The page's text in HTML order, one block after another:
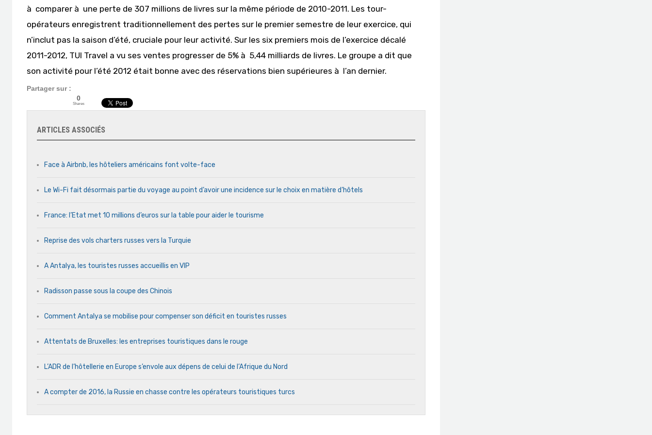
à comparer à une perte de 307 millions de livres sur la même période de 2010-2011. Les tour-
opérateurs enregistrent traditionnellement des pertes sur le premier semestre de leur exercice, qui
n’inclut pas la saison d’été, cruciale pour leur activité. Sur les six premiers mois de l’exercice décalé
2011-2012, TUI Travel a vu ses ventes progresser de 5% à 5,44 milliards de livres. Le groupe a dit que
son activité pour l’été 2012 était bonne avec des réservations bien supérieures à l’an dernier.
Partager sur :
0
Shares
ARTICLES ASSOCIÉS
Face à Airbnb, les hôteliers américains font volte-face
Le Wi-Fi fait désormais partie du voyage au point d’avoir une incidence sur le choix en matière d’hôtels
France: l’Etat met 10 millions d’euros sur la table pour aider le tourisme
Reprise des vols charters russes vers la Turquie
A Antalya, les touristes russes accueillis en VIP
Radisson passe sous la coupe des Chinois
Comment Antalya se mobilise pour compenser son déficit en touristes russes
Attentats de Bruxelles: les entreprises touristiques dans le rouge
L’ADR de l’hôtellerie en Europe s’envole aux dépens de celui de l’Afrique du Nord
A compter de 2016, la Russie en chasse contre les opérateurs touristiques turcs